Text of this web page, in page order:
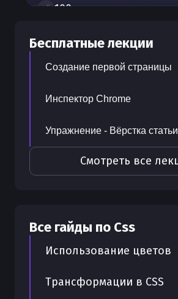
100+шагов развития
300 бонусных рублей
Бесплатные лекции
Создание первой страницы
Инспектор Chrome
Упражнение - Вёрстка статьи
Смотреть все
Все гайды по Css
Использование цветов
Цвета в вебе - Полное
Трансформации в CSS